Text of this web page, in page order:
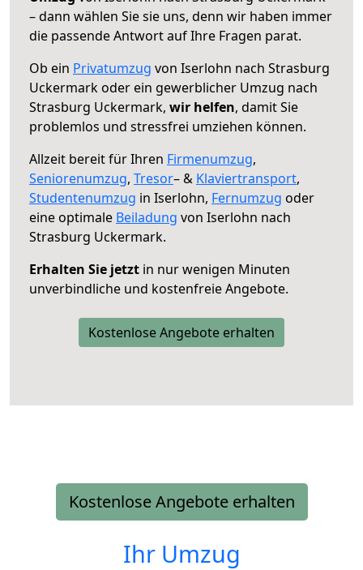
– dann wählen Sie sie uns, denn wir haben immer
die passende Antwort auf Ihre Fragen parat.
Ob ein Privatumzug von Iserlohn nach Strasburg
Uckermark oder ein gewerblicher Umzug nach
Strasburg Uckermark, wir helfen, damit Sie
problemlos und stressfrei umziehen können.
Allzeit bereit für Ihren Firmenumzug,
Seniorenumzug, Tresor– & Klaviertransport,
Studentenumzug in Iserlohn, Fernumzug oder
eine optimale Beiladung von Iserlohn nach
Strasburg Uckermark.
Erhalten Sie jetzt in nur wenigen Minuten
unverbindliche und kostenfreie Angebote.
Kostenlose Angebote erhalten
Kostenlose Angebote erhalten
Ihr Umzug